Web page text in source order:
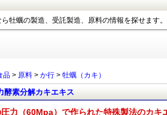
牡蠣の製造、受託製造、原料の情報を探せます。
品 > 原料 > か行 > 牡蠣（カキ）
酵素分解カキエキス
力（60Mpa）で作られた特殊製法のカキ